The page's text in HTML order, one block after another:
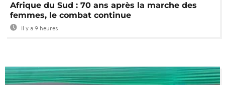
Afrique du Sud : 70 ans après la marche des
femmes, le combat continue
Il y a 9 heures